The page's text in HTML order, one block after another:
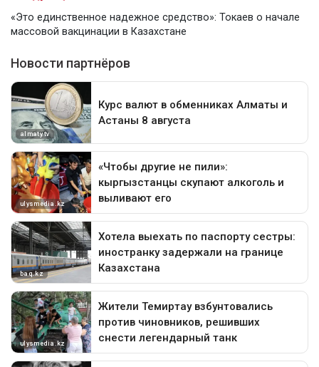
«Это единственное надежное средство»: Токаев о начале
массовой вакцинации в Казахстане